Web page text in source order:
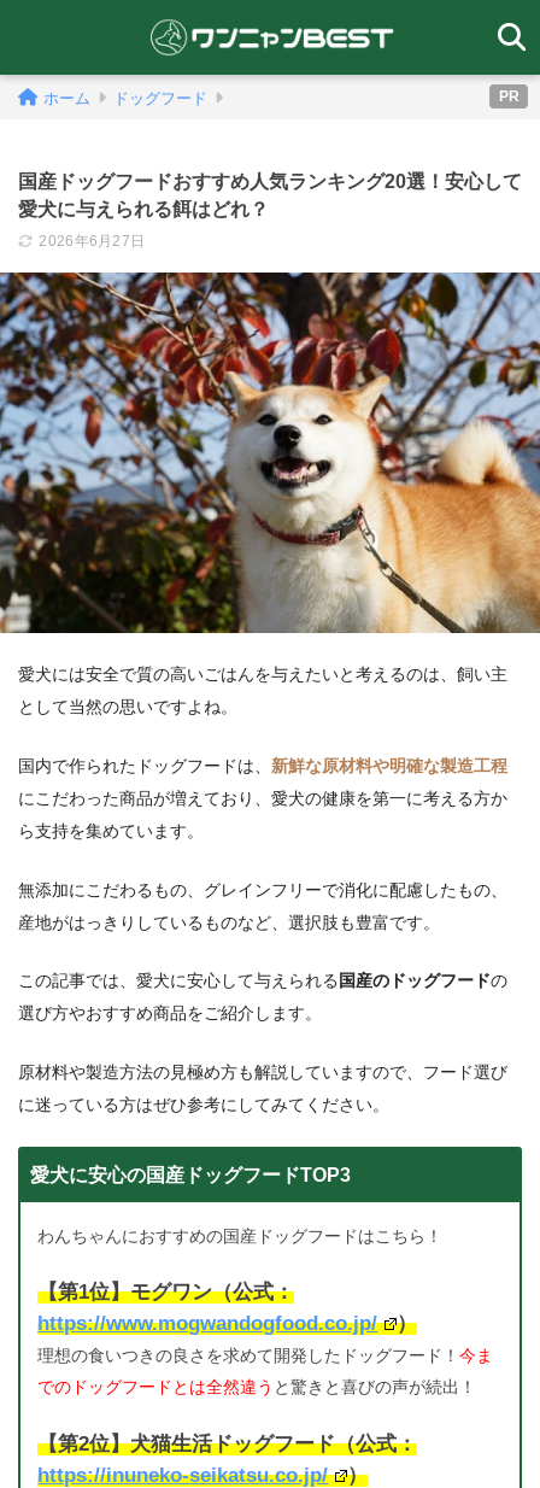
PR
ホーム ドッグフード
国産ドッグフードおすすめ人気ランキング20選！安心して
愛犬に与えられる餌はどれ？
2026年6月27日
愛犬には安全で質の高いごはんを与えたいと考えるのは、飼い主
として当然の思いですよね。
国内で作られたドッグフードは、 新鮮な原材料や明確な製造工程
にこだわった商品が増えており、愛犬の健康を第一に考える方か
ら支持を集めています。
無添加にこだわるもの、グレインフリーで消化に配慮したもの、
産地がはっきりしているものなど、選択肢も豊富です。
この記事では、愛犬に安心して与えられる 国産のドッグフードの
選び方やおすすめ商品をご紹介します。
原材料や製造方法の見極め方も解説していますので、フード選び
に迷っている方はぜひ参考にしてみてください。
愛犬に安心の国産ドッグフードTOP3
わんちゃんにおすすめの国産ドッグフードはこちら！
【第1位】モグワン（公式：
https://www.mogwandogfood.co.jp/
）
理想の食いつきの良さを求めて開発したドッグフード！今ま
でのドッグフードとは全然違う と驚きと喜びの声が続出！
【第2位】犬猫生活ドッグフード（公式：
https://inuneko-seikatsu.co.jp/
）